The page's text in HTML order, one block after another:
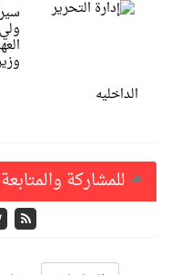
ولي
الداخليه
للمشاركة والمتابعة